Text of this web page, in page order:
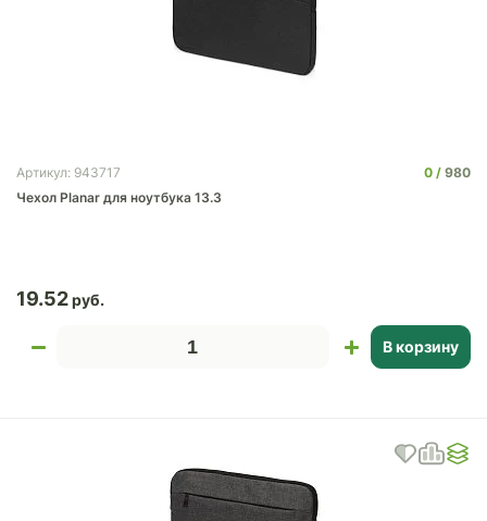
Артикул: 943717 0
980
Чехол Planar для ноутбука 13.3
19.52
В корзину